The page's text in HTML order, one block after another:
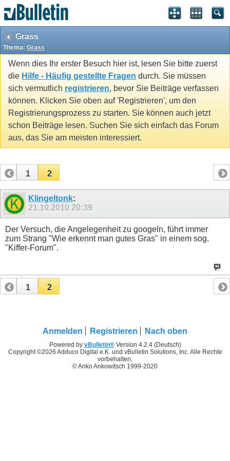
Grass
Thema: Grass
Wenn dies Ihr erster Besuch hier ist, lesen Sie bitte zuerst
die Hilfe - Häufig gestellte Fragen durch. Sie müssen
sich vermutlich registrieren, bevor Sie Beiträge verfassen
können. Klicken Sie oben auf 'Registrieren', um den
Registrierungsprozess zu starten. Sie können auch jetzt
schon Beiträge lesen. Suchen Sie sich einfach das Forum
aus, das Sie am meisten interessiert.
1 2
Klingeltonk:
21.10.2010 20:39
Der Versuch, die Angelegenheit zu googeln, führt immer
zum Strang "Wie erkennt man gutes Gras" in einem sog.
"Kiffer-Forum".
1 2
Anmelden Registrieren Nach oben
Powered by vBulletin®Version 4.2.4 (Deutsch)
Copyright ©2026 Adduco Digital e.K. und vBulletin Solutions, Inc. Alle Rechte
vorbehalten.
© Anko Ankowitsch 1999-2020